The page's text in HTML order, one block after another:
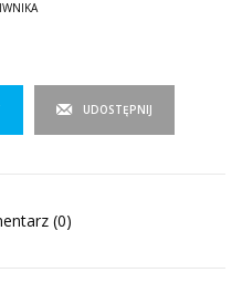
UDOSTĘPNIJ
(0)